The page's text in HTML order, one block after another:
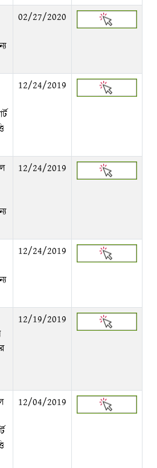
02/27/2020
12/24/2019
12/24/2019
12/24/2019
12/19/2019
12/04/2019